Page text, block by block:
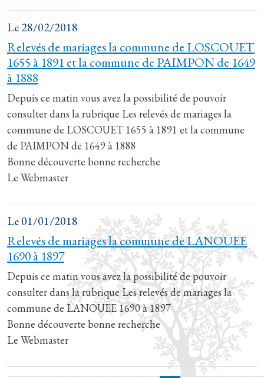
Le28/02/2018
Relevés de mariages la commune de LOSCOUET
1655 à 1891 et la commune de PAIMPON de 1649
à 1888
Depuis ce matin vous avez la possibilité de pouvoir
consulter dans la rubrique Les relevés de mariages la
commune de LOSCOUET 1655 à 1891 et la commune
de PAIMPON de 1649 à 1888
Bonne découverte bonne recherche
Le Webmaster
Le01/01/2018
Relevés de mariages la commune de LANOUEE
1690 à 1897
Depuis ce matin vous avez la possibilité de pouvoir
consulter dans la rubrique Les relevés de mariages la
commune de LANOUEE 1690 à 1897
Bonne découverte bonne recherche
Le Webmaster